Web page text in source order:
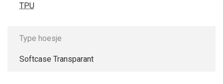
TPU
Type hoesje
Softcase Transparant